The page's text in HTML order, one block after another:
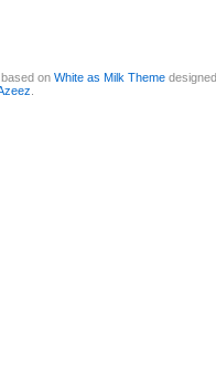
based onWhite as Milk Theme